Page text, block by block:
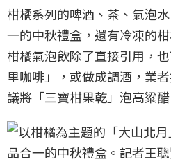
柑橘系列的啤酒、茶、氣泡
一的中秋禮盒，還有冷凍的
柑橘氣泡飲除了直接引用，
里咖啡」，或做成調酒，業
議將「三寶柑果乾」泡高粱